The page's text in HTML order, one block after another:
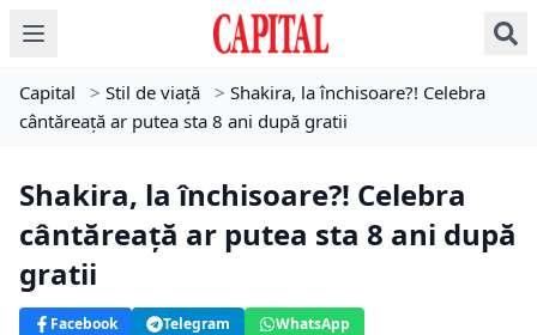
Capital > Stil de viață > Shakira, la închisoare?! Celebra
cântăreață ar putea sta 8 ani după gratii
Shakira, la închisoare?! Celebra
cântăreață ar putea sta 8 ani după
gratii
Facebook Telegram WhatsApp